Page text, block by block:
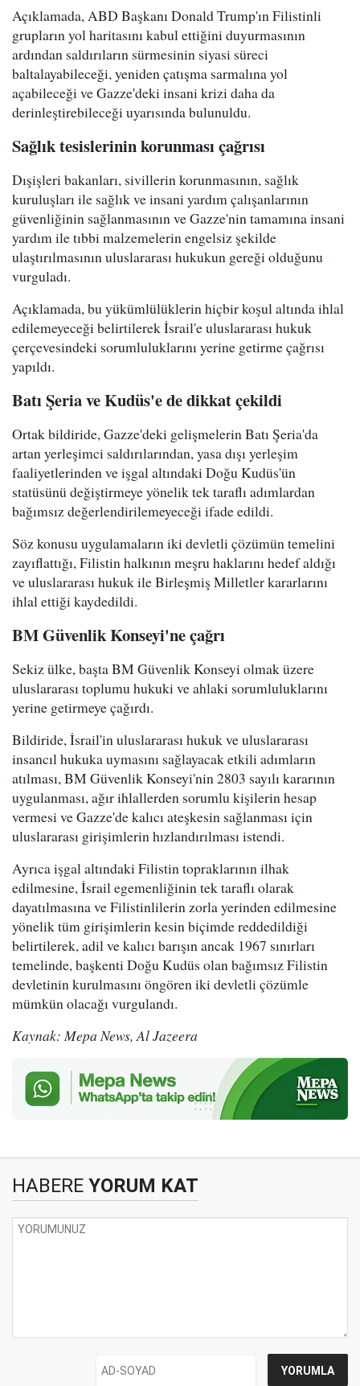
Açıklamada, ABD Başkanı Donald Trump'ın Filistinli
grupların yol haritasını kabul ettiğini duyurmasının
ardından saldırıların sürmesinin siyasi süreci
baltalayabileceği, yeniden çatışma sarmalına yol
açabileceği ve Gazze'deki insani krizi daha da
derinleştirebileceği uyarısında bulunuldu.
Sağlık tesislerinin korunması çağrısı
Dışişleri bakanları, sivillerin korunmasının, sağlık
kuruluşları ile sağlık ve insani yardım çalışanlarının
güvenliğinin sağlanmasının ve Gazze'nin tamamına insani
yardım ile tıbbi malzemelerin engelsiz şekilde
ulaştırılmasının uluslararası hukukun gereği olduğunu
vurguladı.
Açıklamada, bu yükümlülüklerin hiçbir koşul altında ihlal
edilemeyeceği belirtilerek İsrail'e uluslararası hukuk
çerçevesindeki sorumluluklarını yerine getirme çağrısı
yapıldı.
Batı Şeria ve Kudüs'e de dikkat çekildi
Ortak bildiride, Gazze'deki gelişmelerin Batı Şeria'da
artan yerleşimci saldırılarından, yasa dışı yerleşim
faaliyetlerinden ve işgal altındaki Doğu Kudüs'ün
statüsünü değiştirmeye yönelik tek taraflı adımlardan
bağımsız değerlendirilemeyeceği ifade edildi.
Söz konusu uygulamaların iki devletli çözümün temelini
zayıflattığı, Filistin halkının meşru haklarını hedef aldığı
ve uluslararası hukuk ile Birleşmiş Milletler kararlarını
ihlal ettiği kaydedildi.
BM Güvenlik Konseyi'ne çağrı
Sekiz ülke, başta BM Güvenlik Konseyi olmak üzere
uluslararası toplumu hukuki ve ahlaki sorumluluklarını
yerine getirmeye çağırdı.
Bildiride, İsrail'in uluslararası hukuk ve uluslararası
insancıl hukuka uymasını sağlayacak etkili adımların
atılması, BM Güvenlik Konseyi'nin 2803 sayılı kararının
uygulanması, ağır ihlallerden sorumlu kişilerin hesap
vermesi ve Gazze'de kalıcı ateşkesin sağlanması için
uluslararası girişimlerin hızlandırılması istendi.
Ayrıca işgal altındaki Filistin topraklarının ilhak
edilmesine, İsrail egemenliğinin tek taraflı olarak
dayatılmasına ve Filistinlilerin zorla yerinden edilmesine
yönelik tüm girişimlerin kesin biçimde reddedildiği
belirtilerek, adil ve kalıcı barışın ancak 1967 sınırları
temelinde, başkenti Doğu Kudüs olan bağımsız Filistin
devletinin kurulmasını öngören iki devletli çözümle
mümkün olacağı vurgulandı.
Kaynak: Mepa News, Al Jazeera
HABERE YORUM KAT